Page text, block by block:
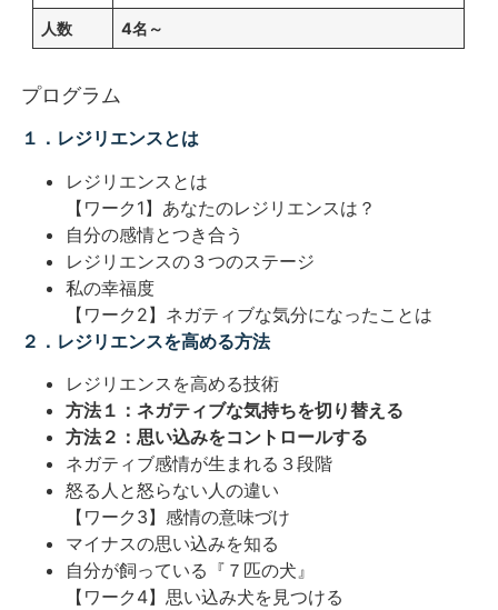
人数 4名～
プログラム
１．レジリエンスとは
レジリエンスとは
【ワーク1】あなたのレジリエンスは？
自分の感情とつき合う
レジリエンスの３つのステージ
私の幸福度
【ワーク2】ネガティブな気分になったことは
２．レジリエンスを高める方法
レジリエンスを高める技術
方法１：ネガティブな気持ちを切り替える
方法２：思い込みをコントロールする
ネガティブ感情が生まれる３段階
怒る人と怒らない人の違い
【ワーク3】感情の意味づけ
マイナスの思い込みを知る
自分が飼っている『７匹の犬』
【ワーク4】思い込み犬を見つける